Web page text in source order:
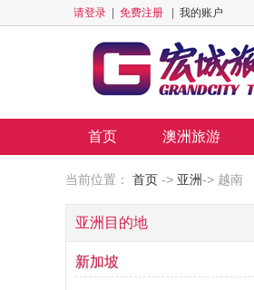
请登录 免费注册 我的账户
首页 澳洲旅游
当前位置： 首页 -> 亚洲-> 越南
亚洲目的地
新加坡